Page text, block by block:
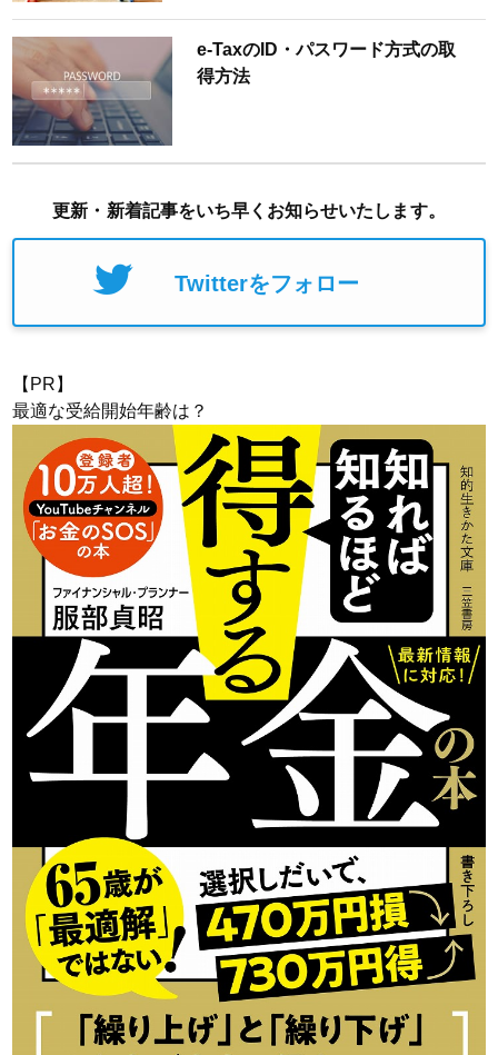
e-TaxのID・パスワード方式の取
得方法
更新・新着記事をいち早くお知らせいたします。
Twitterをフォロー
【PR】
最適な受給開始年齢は？